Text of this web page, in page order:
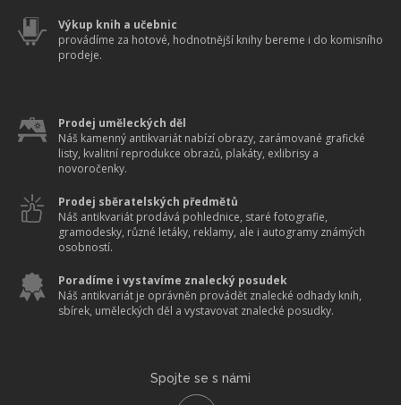
Výkup knih a učebnic
provádíme za hotové, hodnotnější knihy bereme i do komisního
prodeje.
Prodej uměleckých děl
Náš kamenný antikvariát nabízí obrazy, zarámované grafické
listy, kvalitní reprodukce obrazů, plakáty, exlibrisy a
novoročenky.
Prodej sběratelských předmětů
Náš antikvariát prodává pohlednice, staré fotografie,
gramodesky, různé letáky, reklamy, ale i autogramy známých
osobností.
Poradíme i vystavíme znalecký posudek
Náš antikvariát je oprávněn provádět znalecké odhady knih,
sbírek, uměleckých děl a vystavovat znalecké posudky.
Spojte se s námi